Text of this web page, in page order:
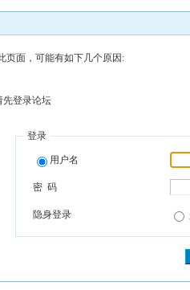
页面，可能有如下几个原因:
先登录论坛
登录
用户名
密 码
隐身登录